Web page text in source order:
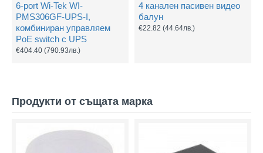
6-port Wi-Tek WI-
PMS306GF-UPS-I,
комбиниран управляем
PoE switch с UPS
€404.40 (790.93лв.)
4 канален пасивен видео
балун
€22.82 (44.64лв.)
Продукти от същата марка